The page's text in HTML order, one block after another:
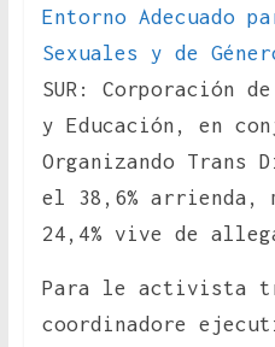
Entorno Adecuado
Sexuales y de
SUR: Corporación
y Educación, en
Organizando Trans
el 38,6% arrienda,
24,4% vive de
Para le activista
coordinadore